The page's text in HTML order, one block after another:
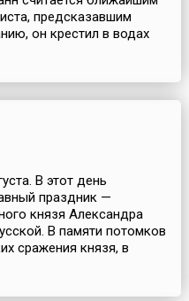
предсказавшим
он крестил в водах
В этот день
праздник —
князя Александра
В памяти потомков
сражения князя, в